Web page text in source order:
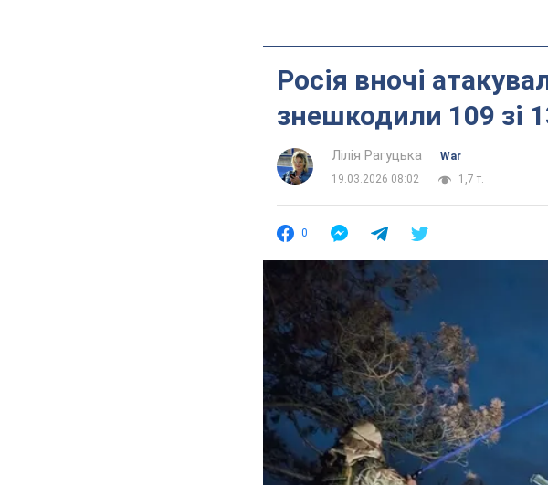
Росія вночі
знешкодили 109 зі
Лілія Рагуцька
War
19.03.2026 08:02
1,7 т.
0